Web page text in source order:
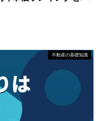
不動産の基礎知識